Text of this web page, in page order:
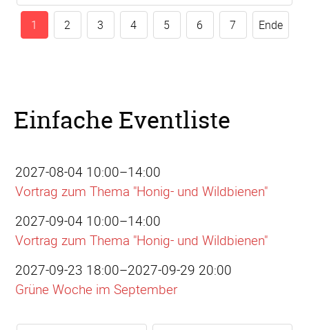
1 2 3 4 5 6 7 Ende
Einfache Eventliste
2027-08-04 10:00–14:00
Vortrag zum Thema "Honig- und Wildbienen"
2027-09-04 10:00–14:00
Vortrag zum Thema "Honig- und Wildbienen"
2027-09-23 18:00–2027-09-29 20:00
Grüne Woche im September